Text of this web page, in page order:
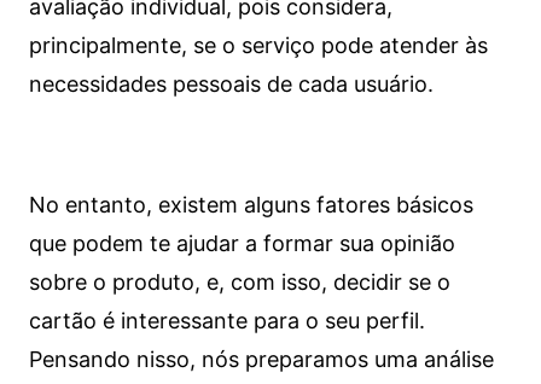
avaliação individual, pois considera,
principalmente, se o serviço pode atender às
necessidades pessoais de cada usuário.
No entanto, existem alguns fatores básicos
que podem te ajudar a formar sua opinião
sobre o produto, e, com isso, decidir se o
cartão é interessante para o seu perfil.
Pensando nisso, nós preparamos uma análise